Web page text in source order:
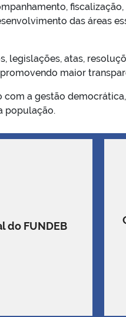
das áreas
legislações, atas,
maior
a gestão
população.
do FUNDEB